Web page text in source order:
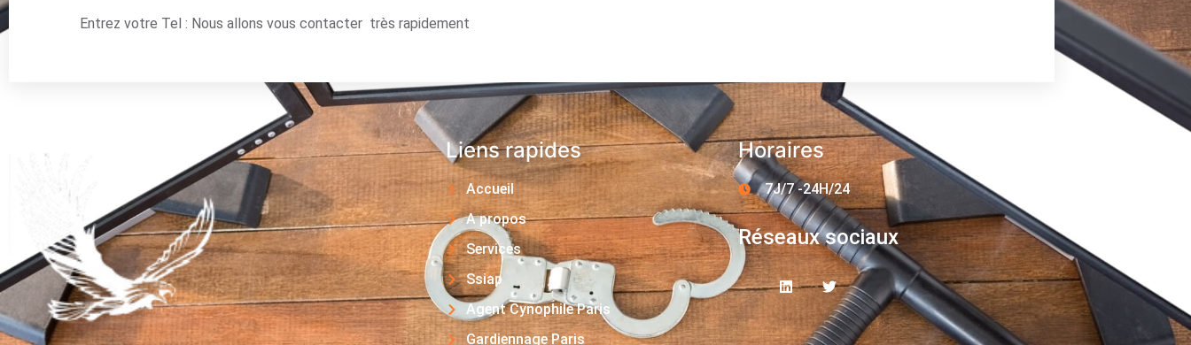
Entrez votre Tel : Nous allons vous contacter très rapidement
Liens rapides
Accueil
A propos
Services
Ssiap
Agent Cynophile Paris
Gardiennage Paris
Horaires
7J/7 -24H/24
Réseaux sociaux